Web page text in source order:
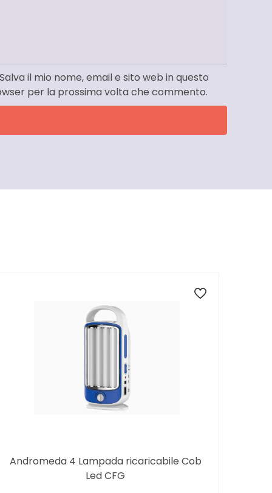
Salva il mio nome, email e sito web in questo
per la prossima volta che commento.
Andromeda 4 Lampada ricaricabile Cob
Led CFG